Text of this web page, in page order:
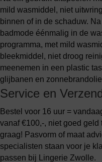
mild wasmiddel, niet
binnen of in de schaduw.
badmode éénmalig in de
programma, met mild
bleekmiddel, niet droog
meenemen in een plastic
glijbanen en
Service en
Bestel voor 16 uur =
vanaf €100,-, niet goed
graag! Pasvorm of maat
specialisten staan voor je
passen bij Lingerie Zwolle.